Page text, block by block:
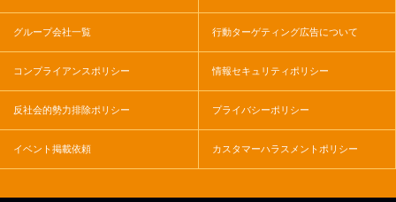
グループ会社一覧 行動ターゲティング広告について
コンプライアンスポリシー 情報セキュリティポリシー
反社会的勢力排除ポリシー プライバシーポリシー
イベント掲載依頼 カスタマーハラスメントポリシー